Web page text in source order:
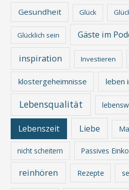
Gesundheit Glück
Glücklich sein Gäste im
inspiration Investieren
klostergeheimnisse leben
Lebensqualität
Lebenszeit Liebe
nicht scheitern Passives
reinhören Rezepte